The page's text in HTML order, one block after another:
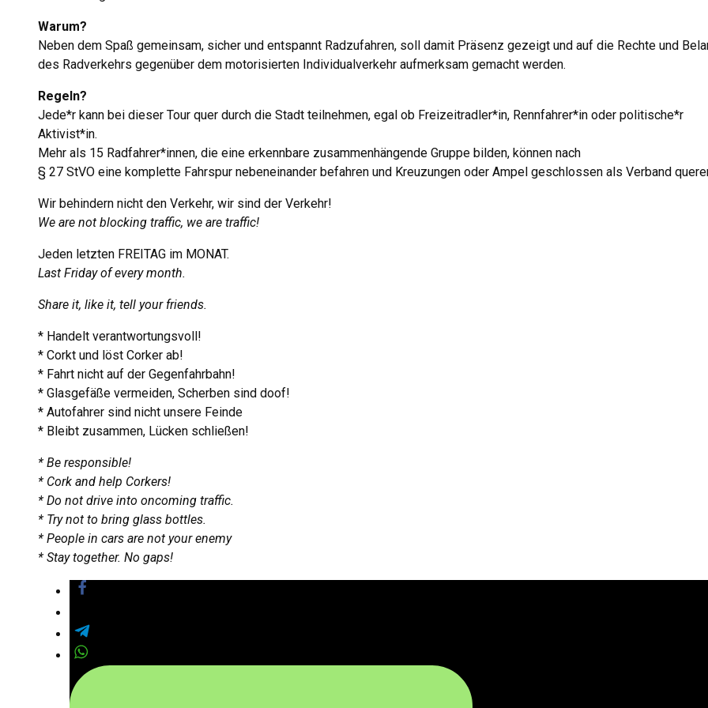
Warum?
Neben dem Spaß gemeinsam, sicher und entspannt Radzufahren, soll damit Präsenz gezeigt und auf die Rechte und
des Radverkehrs gegenüber dem motorisierten Individualverkehr aufmerksam gemacht werden.
Regeln?
Jede*r kann bei dieser Tour quer durch die Stadt teilnehmen, egal ob Freizeitradler*in, Rennfahrer*in oder politische*r
Aktivist*in.
Mehr als 15 Radfahrer*innen, die eine erkennbare zusammenhängende Gruppe bilden, können nach
§ 27 StVO eine komplette Fahrspur nebeneinander befahren und Kreuzungen oder Ampel geschlossen als Verband
Wir behindern nicht den Verkehr, wir sind der Verkehr!
We are not blocking traffic, we are traffic!
Jeden letzten FREITAG im MONAT.
Last Friday of every month.
Share it, like it, tell your friends.
* Handelt verantwortungsvoll!
* Corkt und löst Corker ab!
* Fahrt nicht auf der Gegenfahrbahn!
* Glasgefäße vermeiden, Scherben sind doof!
* Autofahrer sind nicht unsere Feinde
* Bleibt zusammen, Lücken schließen!
* Be responsible!
* Cork and help Corkers!
* Do not drive into oncoming traffic.
* Try not to bring glass bottles.
* People in cars are not your enemy
* Stay together. No gaps!